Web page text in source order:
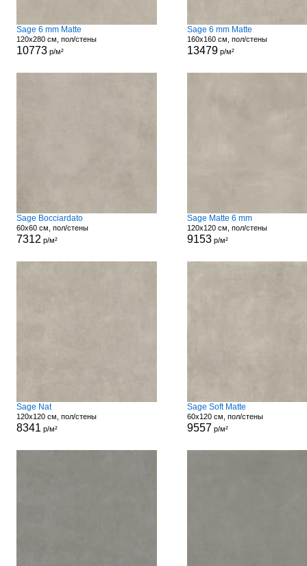
Sage 6 mm Matte
120x280 см, пол/стены
10773р/м²
Sage 6 mm Matte
160x160 см, пол/стены
13479р/м²
Sage Bocciardato
60x60 см, пол/стены
7312 р/м²
Sage Matte 6 mm
120x120 см, пол/стены
9153р/м²
Sage Nat
120x120 см, пол/стены
8341 р/м²
Sage Soft Matte
60x120 см, пол/стены
9557 р/м²